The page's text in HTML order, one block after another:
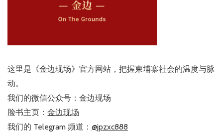
这里是《金边现场》官方网站，把握柬埔寨社会的温度与脉
动。
我们的微信公众号：金边现场
脸书主页： 金边现场
我们的 Telegram 频道： @jpzxc888